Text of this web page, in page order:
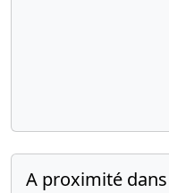
A proximité